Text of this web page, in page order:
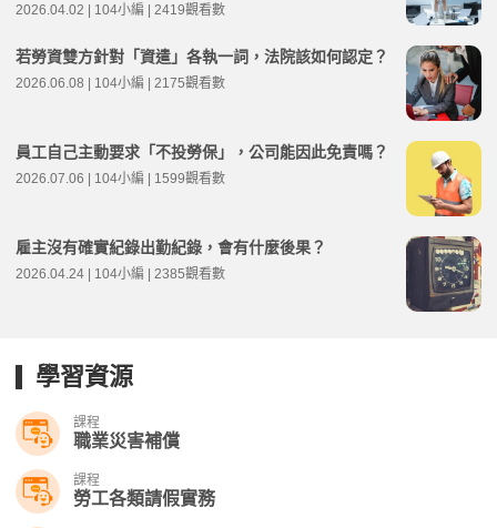
2026.04.02 | 104小編 | 2419觀看數
若勞資雙方針對「資遣」各執一詞，法院該如何認定？
2026.06.08 | 104小編 | 2175觀看數
員工自己主動要求「不投勞保」，公司能因此免責嗎？
2026.07.06 | 104小編 | 1599觀看數
雇主沒有確實紀錄出勤紀錄，會有什麼後果？
2026.04.24 | 104小編 | 2385觀看數
學習資源
課程
職業災害補償
課程
勞工各類請假實務